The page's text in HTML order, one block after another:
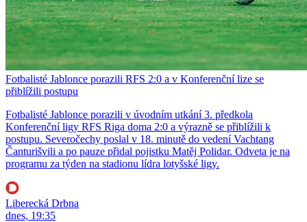
Fotbalisté Jablonce porazili RFS 2:0 a v Konferenční lize se
přiblížili postupu
Fotbalisté Jablonce porazili v úvodním utkání 3. předkola
Konferenční ligy RFS Riga doma 2:0 a výrazně se přiblížili k
postupu. Severočechy poslal v 18. minutě do vedení Vachtang
Čanturišvili a po pauze přidal pojistku Matěj Polidar. Odveta je na
programu za týden na stadionu lídra lotyšské ligy.
Liberecká Drbna
dnes, 19:35